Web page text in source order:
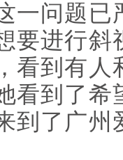
一问题已
要进行斜
看到有人
看到了希
到了广州